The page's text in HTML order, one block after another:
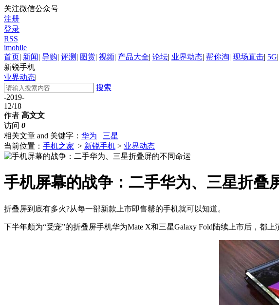
关注微信公众号
注册
登录
RSS
imobile
首页| 新闻| 导购| 评测 | 图赏| 视频| 产品大全| 论坛| 业界动态| 帮你淘| 现场直击| 5G|
新锐手机
业界动态|
搜索
-2019-
12/18
作者 高文文
访问 0
相关文章 and 关键字： 华为
三星
当前位置： 手机之家 > 新锐手机 > 业界动态
手机屏幕的战争：二手华为、三星折叠
折叠屏到底有多火?从每一部新款上市即售罄的手机就可以知道。
下半年颇为“受宠”的折叠屏手机华为Mate X和三星Galaxy Fold陆续上市后，都